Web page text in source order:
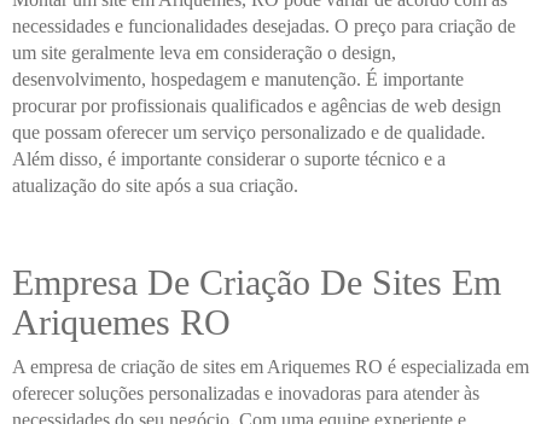
necessidades e funcionalidades desejadas. O preço para criação de
um site geralmente leva em consideração o design,
desenvolvimento, hospedagem e manutenção. É importante
procurar por profissionais qualificados e agências de web design
que possam oferecer um serviço personalizado e de qualidade.
Além disso, é importante considerar o suporte técnico e a
atualização do site após a sua criação.
Empresa De Criação De Sites Em
Ariquemes RO
A empresa de criação de sites em Ariquemes RO é especializada em
oferecer soluções personalizadas e inovadoras para atender às